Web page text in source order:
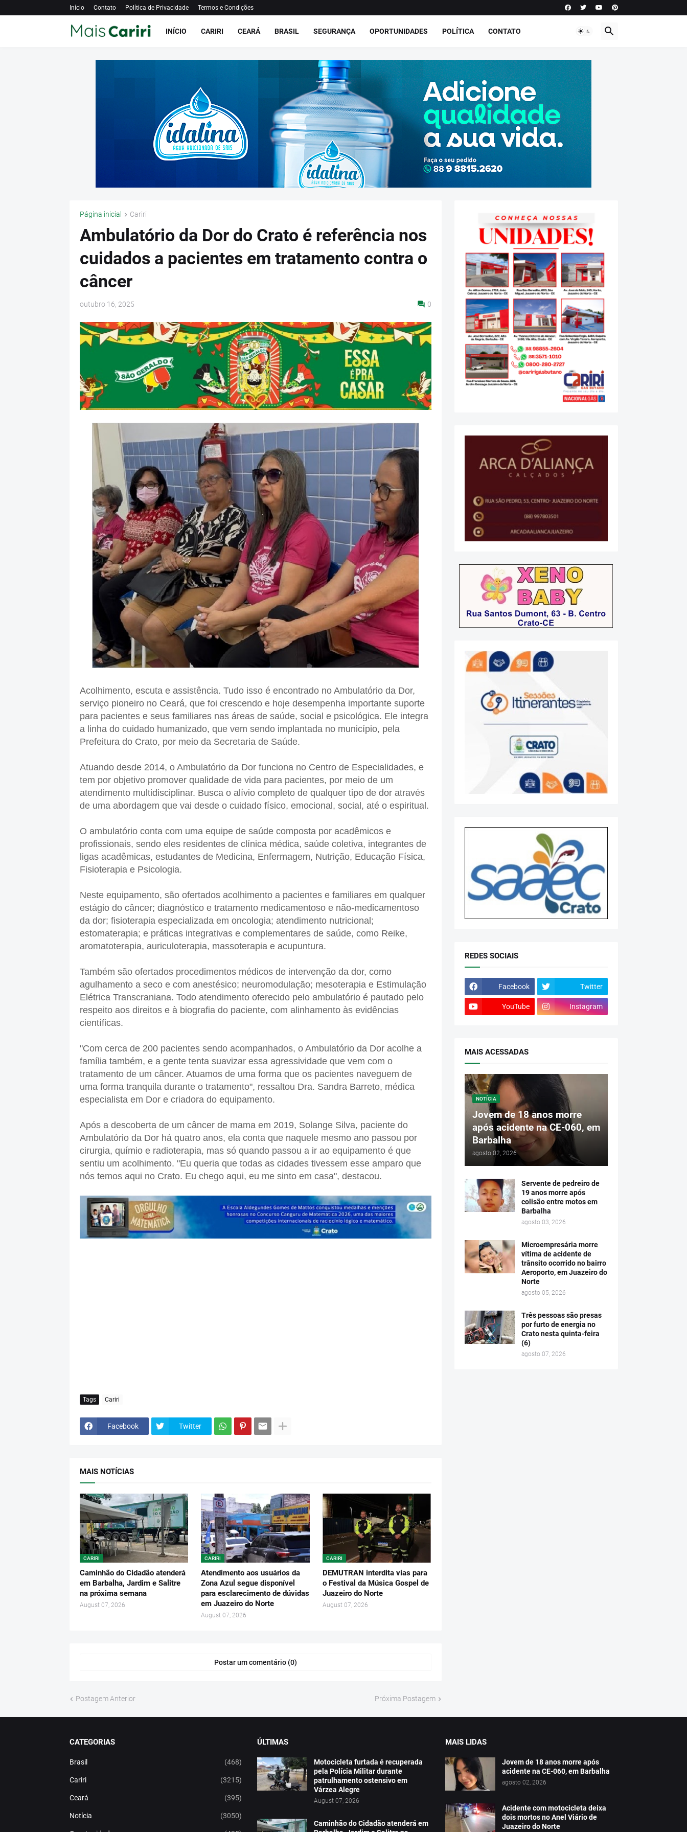
Início Contato Política de Privacidade Termos e Condições
INÍCIO CARIRI CEARÁ BRASIL SEGURANÇA OPORTUNIDADES POLÍTICA CONTATO
Página inicial Cariri
Ambulatório da Dor do Crato é referência nos
cuidados a pacientes em tratamento contra o
câncer
outubro 16, 2025 0
Acolhimento, escuta e assistência. Tudo isso é encontrado no Ambulatório da Dor,
serviço pioneiro no Ceará, que foi crescendo e hoje desempenha importante suporte
para pacientes e seus familiares nas áreas de saúde, social e psicológica. Ele integra
a linha do cuidado humanizado, que vem sendo implantada no município, pela
Prefeitura do Crato, por meio da Secretaria de Saúde.
Atuando desde 2014, o Ambulatório da Dor funciona no Centro de Especialidades, e
tem por objetivo promover qualidade de vida para pacientes, por meio de um
atendimento multidisciplinar. Busca o alívio completo de qualquer tipo de dor através
de uma abordagem que vai desde o cuidado físico, emocional, social, até o espiritual.
O ambulatório conta com uma equipe de saúde composta por acadêmicos e
profissionais, sendo eles residentes de clínica médica, saúde coletiva, integrantes de
ligas acadêmicas, estudantes de Medicina, Enfermagem, Nutrição, Educação Física,
Fisioterapia e Psicologia.
Neste equipamento, são ofertados acolhimento a pacientes e familiares em qualquer
estágio do câncer; diagnóstico e tratamento medicamentoso e não-medicamentoso
da dor; fisioterapia especializada em oncologia; atendimento nutricional;
estomaterapia; e práticas integrativas e complementares de saúde, como Reike,
aromatoterapia, auriculoterapia, massoterapia e acupuntura.
Também são ofertados procedimentos médicos de intervenção da dor, como
agulhamento a seco e com anestésico; neuromodulação; mesoterapia e Estimulação
Elétrica Transcraniana. Todo atendimento oferecido pelo ambulatório é pautado pelo
respeito aos direitos e à biografia do paciente, com alinhamento às evidências
científicas.
"Com cerca de 200 pacientes sendo acompanhados, o Ambulatório da Dor acolhe a
família também, e a gente tenta suavizar essa agressividade que vem com o
tratamento de um câncer. Atuamos de uma forma que os pacientes naveguem de
uma forma tranquila durante o tratamento", ressaltou Dra. Sandra Barreto, médica
especialista em Dor e criadora do equipamento.
Após a descoberta de um câncer de mama em 2019, Solange Silva, paciente do
Ambulatório da Dor há quatro anos, ela conta que naquele mesmo ano passou por
cirurgia, químio e radioterapia, mas só quando passou a ir ao equipamento é que
sentiu um acolhimento. "Eu queria que todas as cidades tivessem esse amparo que
nós temos aqui no Crato. Eu chego aqui, eu me sinto em casa", destacou.
Tags Cariri
Facebook Twitter
MAIS NOTÍCIAS
CARIRI
Caminhão do Cidadão atenderá
em Barbalha, Jardim e Salitre
na próxima semana
August 07, 2026
CARIRI
Atendimento aos usuários da
Zona Azul segue disponível
para esclarecimento de dúvidas
em Juazeiro do Norte
August 07, 2026
CARIRI
DEMUTRAN interdita vias para
o Festival da Música Gospel de
Juazeiro do Norte
August 07, 2026
Postar um comentário (0)
Postagem Anterior Próxima Postagem
REDES SOCIAIS
Facebook Twitter
YouTube Instagram
MAIS ACESSADAS
NOTÍCIA
Jovem de 18 anos morre
após acidente na CE-060, em
Barbalha
agosto 02, 2026
Servente de pedreiro de
19 anos morre após
colisão entre motos em
Barbalha
agosto 03, 2026
Microempresária morre
vítima de acidente de
trânsito ocorrido no bairro
Aeroporto, em Juazeiro do
Norte
agosto 05, 2026
Três pessoas são presas
por furto de energia no
Crato nesta quinta-feira
(6)
agosto 07, 2026
CATEGORIAS
Brasil (468)
Cariri (3215)
Ceará (395)
Notícia (3050)
ÚLTIMAS
Motocicleta furtada é recuperada
pela Polícia Militar durante
patrulhamento ostensivo em
Várzea Alegre
August 07, 2026
Caminhão do Cidadão atenderá em
MAIS LIDAS
Jovem de 18 anos morre após
acidente na CE-060, em Barbalha
agosto 02, 2026
Acidente com motocicleta deixa
dois mortos no Anel Viário de
Juazeiro do Norte